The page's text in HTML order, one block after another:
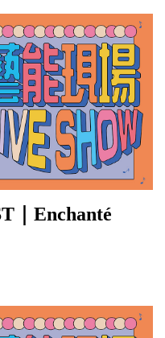
｜Enchanté